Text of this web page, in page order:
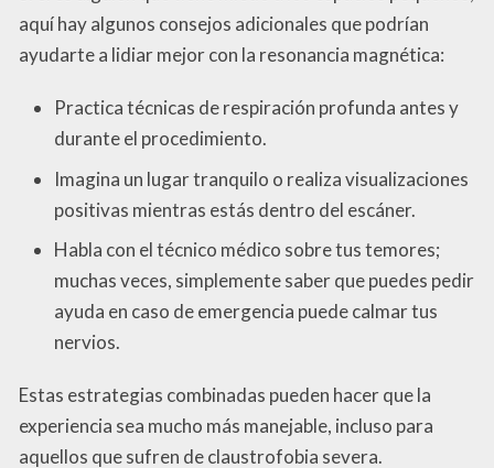
aquí hay algunos consejos adicionales que podrían
ayudarte a lidiar mejor con la resonancia magnética:
Practica técnicas de respiración profunda antes y
durante el procedimiento.
Imagina un lugar tranquilo o realiza visualizaciones
positivas mientras estás dentro del escáner.
Habla con el técnico médico sobre tus temores;
muchas veces, simplemente saber que puedes pedir
ayuda en caso de emergencia puede calmar tus
nervios.
Estas estrategias combinadas pueden hacer que la
experiencia sea mucho más manejable, incluso para
aquellos que sufren de claustrofobia severa.